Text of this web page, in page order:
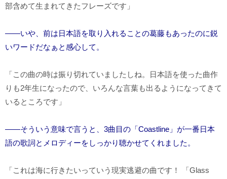
部含めて生まれてきたフレーズです」
――いや、前は日本語を取り入れることの葛藤もあったのに鋭
いワードだなぁと感心して。
「この曲の時は振り切れていましたしね。日本語を使った曲作
りも2年生になったので、いろんな言葉も出るようになってきて
いるところです」
――そういう意味で言うと、3曲目の「Coastline」が一番日本
語の歌詞とメロディーをしっかり聴かせてくれました。
「これは海に行きたいっていう現実逃避の曲です！ 「Glass